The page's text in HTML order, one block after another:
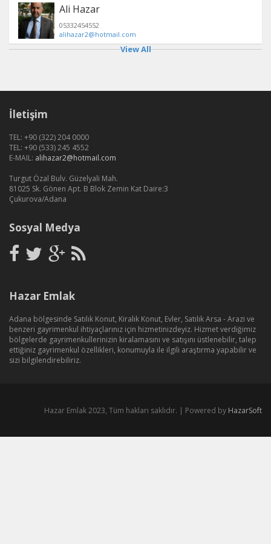
Ali Hazar
05332454552
alihazar2@hotmail.com
View All
İletişim
TEL: +90 (322) 204 0000
TEL: +90 (533) 245 4552
E-MAIL: alihazar2@hotmail.com
Turgut Özal Bulv. Güzelyali Mah.
81025 Sk. Gönen Apt. B Blok Zemin Kat Daire:3
Çukurova/Adana
Sosyal Medya
Hazar Emlak
Adana bölgesinde Satılık Konut, Kiralık Konut, Evler, Satılık Arsa - Arazi ve
benzeri gayrimenkul ihtiyaçlarınız için hizmetinizdeyiz. Hizmet verdiğimiz
bölgelerde gayrimenkullerinizin kiralamasını ve satışını üstlenebilir, talep
ettiğiniz gayrimenkul özellikleri, konumuyla ile ilgili araştırma yapabilir ve
sizi bilgilendirebiliriz.
Hazar Emlak 2023, Tüm hakları saklıdır. | Powered by HazarSoft